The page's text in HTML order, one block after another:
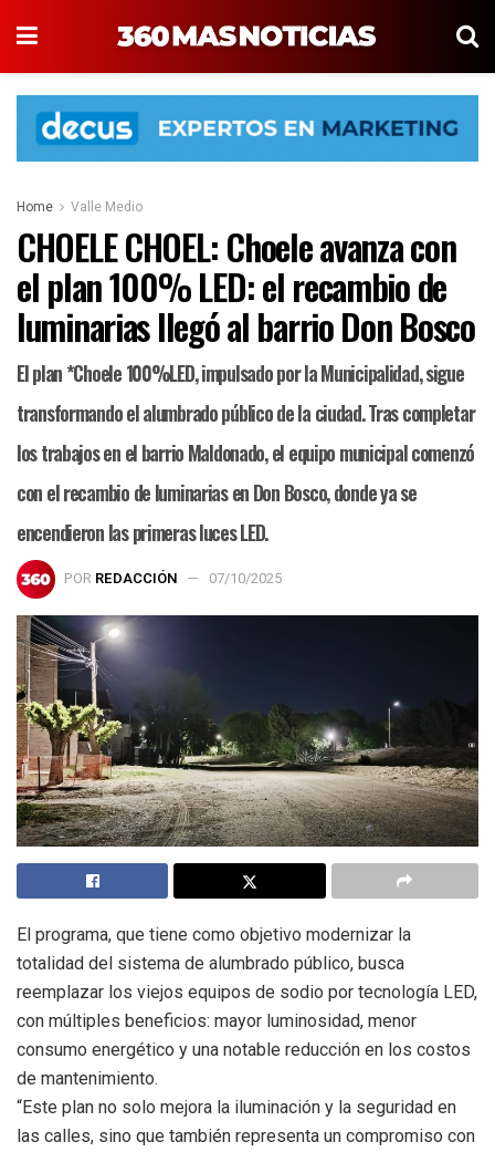
Home Valle Medio
CHOELE CHOEL: Choele avanza con
el plan 100% LED: el recambio de
luminarias llegó al barrio Don Bosco
El plan *Choele 100%LED, impulsado por la Municipalidad, sigue
transformando el alumbrado público de la ciudad. Tras completar
los trabajos en el barrio Maldonado, el equipo municipal comenzó
con el recambio de luminarias en Don Bosco, donde ya se
encendieron las primeras luces LED.
POR REDACCIÓN 07/10/2025
El programa, que tiene como objetivo modernizar la
totalidad del sistema de alumbrado público, busca
reemplazar los viejos equipos de sodio por tecnología LED,
con múltiples beneficios: mayor luminosidad, menor
consumo energético y una notable reducción en los costos
de mantenimiento.
“Este plan no solo mejora la iluminación y la seguridad en
las calles, sino que también representa un compromiso con